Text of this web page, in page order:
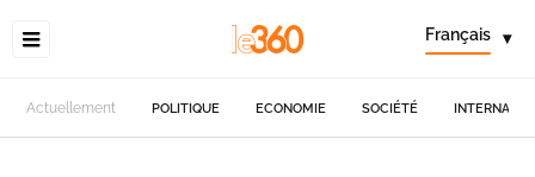
Français ▾
Actuellement POLITIQUE ECONOMIE SOCIÉTÉ